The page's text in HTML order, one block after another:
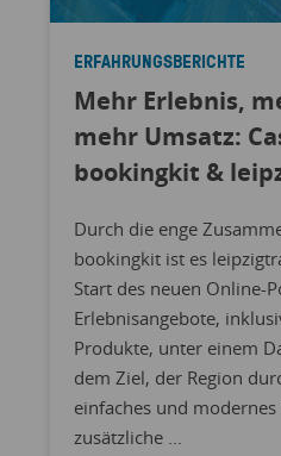
ERFAHRUNGSBERICHTE
Mehr Erlebnis,
mehr Umsatz:
bookingkit &
Durch die enge
bookingkit ist es
Start des neuen Online-
Erlebnisangebote,
Produkte, unter einem
dem Ziel, der Region
einfaches und
zusätzliche ...